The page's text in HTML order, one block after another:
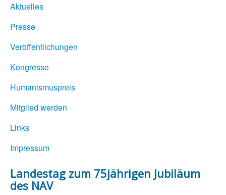
Aktuelles
Presse
Veröffentlichungen
Kongresse
Humanismuspreis
Mitglied werden
Links
Impressum
Landestag zum 75jährigen Jubiläum
des NAV